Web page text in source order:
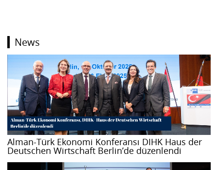
News
Alman-Türk Ekonomi Konferansı DIHK Haus der
Deutschen Wirtschaft Berlin’de düzenlendi